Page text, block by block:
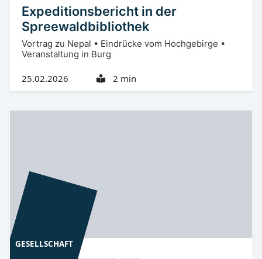
Expeditionsbericht in der
Spreewaldbibliothek
Vortrag zu Nepal • Eindrücke vom Hochgebirge •
Veranstaltung in Burg
25.02.2026 2 min
GESELLSCHAFT